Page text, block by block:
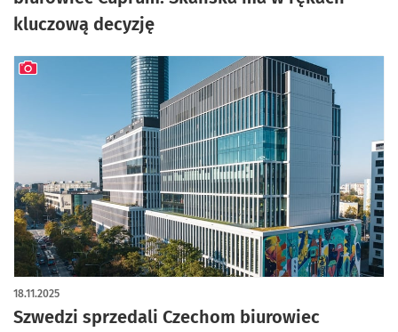
kluczową decyzję
Szwedzi sprzedali Czechom biurowiec
18.11.2025
artykuł z galerią zdjęć